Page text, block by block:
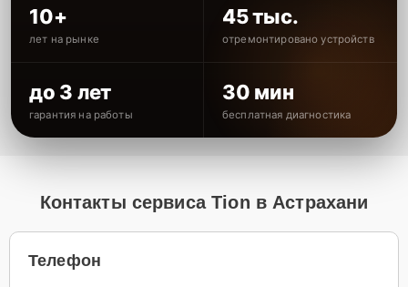
10+
лет на рынке
45 тыс.
отремонтировано устройств
до 3 лет
гарантия на работы
30 мин
бесплатная диагностика
Контакты сервиса Tion в Астрахани
Телефон